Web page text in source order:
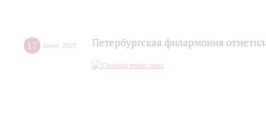
17 июня 2021 Петербургская филармония